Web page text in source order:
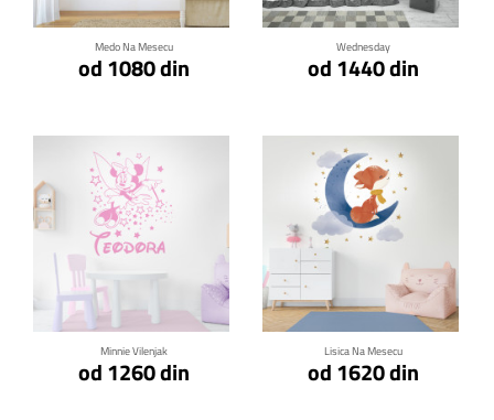
Medo Na Mesecu
od 1080 din
Wednesday
od 1440 din
Minnie Vilenjak
od 1260 din
Klikni za detalje
Lisica Na Mesecu
od 1620 din
Klikni za detalje